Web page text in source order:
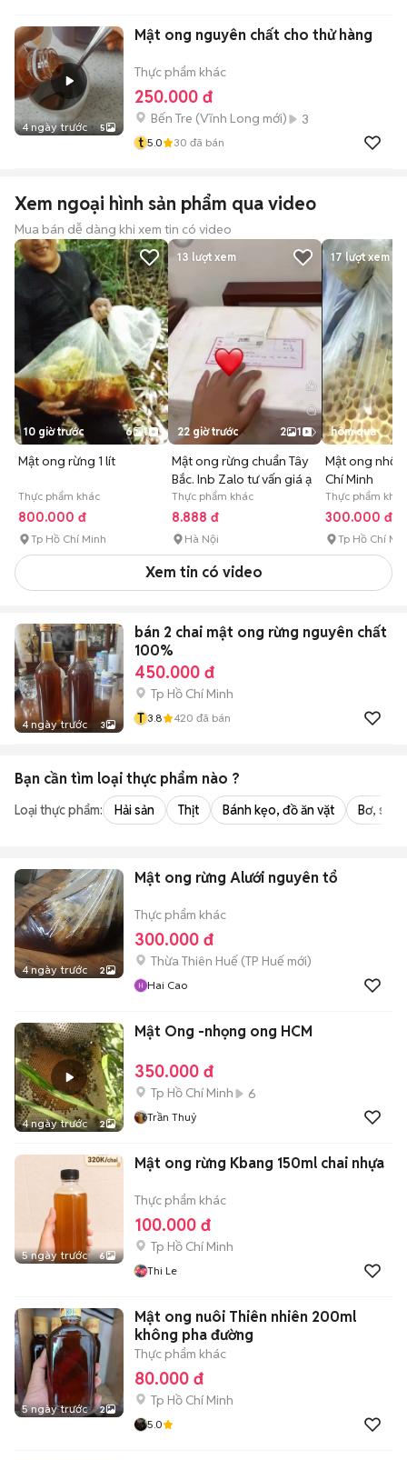
4 ngày trước 5
Mật ong nguyên chất cho thử hàng
Thực phẩm khác
250.000 đ
Bến Tre (Vĩnh Long mới)
3
t 5.0 30 đã bán
Xem ngoại hình sản phẩm qua video
Mua bán dễ dàng khi xem tin có video
10 giờ trước 6 1
Mật ong rừng 1 lít
Thực phẩm khác
800.000 đ
Tp Hồ Chí Minh
13 lượt xem
22 giờ trước 2 1
Mật ong rừng chuẩn Tây
Bắc. Inb Zalo tư vấn giá ạ
Thực phẩm khác
8.888 đ
Hà Nội
17lượt xem
hôm qua
Mật ong
Chí Minh
Thực phẩm khác
300.000 đ
Tp Hồ Chí
Xem tin có video
4 ngày trước 3
bán 2 chai mật ong rừng nguyên chất
100%
450.000 đ
Tp Hồ Chí Minh
T 3.8 420 đã bán
Bạn cần tìm loại thực phẩm nào ?
Loại thực phẩm: Hải sản Thịt Bánh kẹo, đồ ăn vặt Bơ,
4 ngày trước 2
Mật ong rừng Alưới nguyên tổ
Thực phẩm khác
300.000 đ
Thừa Thiên Huế (TP Huế mới)
Hai Cao
4 ngày trước 2
Mật Ong -nhọng ong HCM
350.000 đ
Tp Hồ Chí Minh 6
Trần Thuỷ
5 ngày trước 6
Mật ong rừng Kbang 150ml chai nhựa
Thực phẩm khác
100.000 đ
Tp Hồ Chí Minh
Thi Le
5 ngày trước 2
Mật ong nuôi Thiên nhiên 200ml
không pha đường
Thực phẩm khác
80.000 đ
Tp Hồ Chí Minh
5.0